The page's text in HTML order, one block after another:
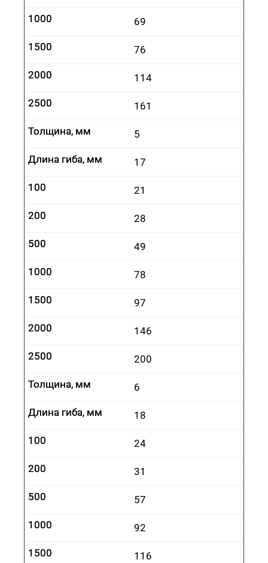
69
1000
1000
76
1500
1500
114
2000
2000
161
2500
2500
5
Толщина, мм
Толщина, мм
17
Длина гиба, мм
Длина гиба, мм
21
100
100
28
200
200
49
500
500
78
1000
1000
97
1500
1500
146
2000
2000
200
2500
2500
6
Толщина, мм
Толщина, мм
18
Длина гиба, мм
Длина гиба, мм
24
100
100
31
200
200
57
500
500
92
1000
1000
116
1500
1500